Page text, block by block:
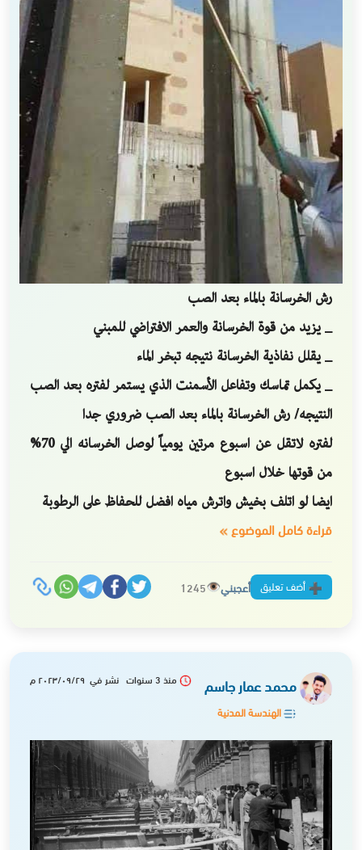
رش الخرسانة بالماء بعد الصب
_ يزيد من قوة الخرسانة والعمر الافتراضي للمبني
_ يقلل نفاذية الخرسانة نتيجه تبخر الماء
_ يكمل تماسك وتفاعل الأسمنت الذي يستمر لفتره بعد الصب
النتيجه/ رش الخرسانة بالماء بعد الصب ضروري جدا
لفتره لاتقل عن اسبوع مرتين يومياً لوصل الخرسانه الي 70%
من قوتها خلال اسبوع
ايضا لو اتلف بخيش واترش مياه افضل للحفاظ على الرطوبة
قراءة كامل الموضوع
أضف تعليق أعجبني 1245
محمد عمار جاسم
الهندسة المدنية
منذ 3 سنوات نشر في ٢٠٢٣/٠٩/٢٩ م